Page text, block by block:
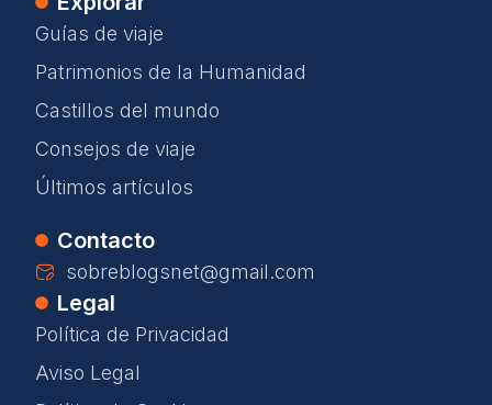
Guías de viaje
Patrimonios de la Humanidad
Castillos del mundo
Consejos de viaje
Últimos artículos
Contacto
sobreblogsnet@gmail.com
Legal
Política de Privacidad
Aviso Legal